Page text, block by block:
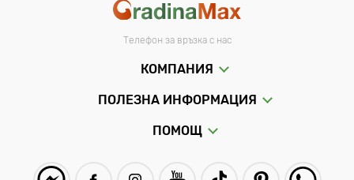
Телефон за връзка с нас
КОМПАНИЯ
ПОЛЕЗНА ИНФОРМАЦИЯ
ПОМОЩ